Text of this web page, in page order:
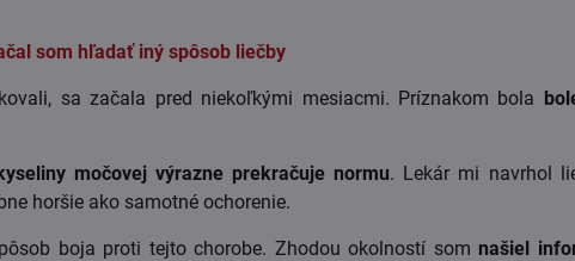
som hľadať iný spôsob liečby
sa začala pred niekoľkými mesiacmi. Príznakom bola
močovej výrazne prekračuje normu. Lekár mi navrhol
horšie ako samotné ochorenie.
boja proti tejto chorobe. Zhodou okolností som našiel